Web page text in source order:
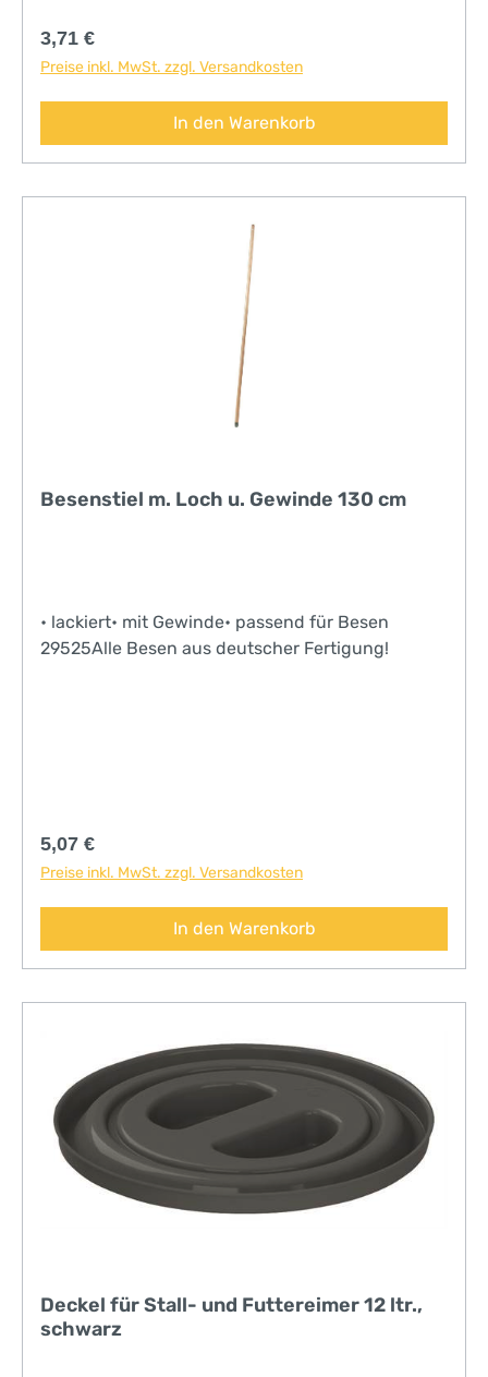
Regulärer Preis:
3,71 €
Preise inkl. MwSt. zzgl. Versandkosten
In den Warenkorb
Besenstiel m. Loch u. Gewinde 130 cm
• lackiert• mit Gewinde• passend für Besen
29525Alle Besen aus deutscher Fertigung!
Regulärer Preis:
5,07 €
Preise inkl. MwSt. zzgl. Versandkosten
In den Warenkorb
Deckel für Stall- und Futtereimer 12 ltr.,
schwarz